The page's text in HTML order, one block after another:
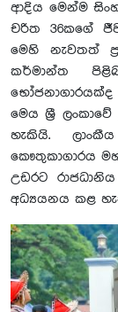
ආදිය මෙන්ම
චරිත 36කගේ
මෙහි නැවතත්
කර්මාන්ත
මෙය ශ්‍රී
හැකියි.
කෞතුකාගාරය
උඩරට
අධ්‍යයනය කළ